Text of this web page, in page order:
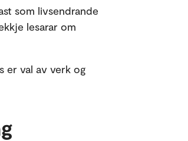
som livsendrande
lesarar om
er val av verk og